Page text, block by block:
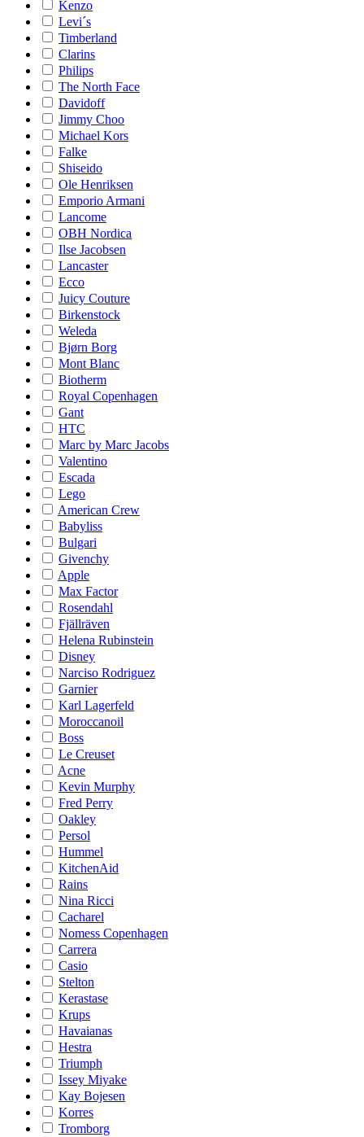
Kenzo
Levi´s
Timberland
Clarins
Philips
The North Face
Davidoff
Jimmy Choo
Michael Kors
Falke
Shiseido
Ole Henriksen
Emporio Armani
Lancome
OBH Nordica
Ilse Jacobsen
Lancaster
Ecco
Juicy Couture
Birkenstock
Weleda
Bjørn Borg
Mont Blanc
Biotherm
Royal Copenhagen
Gant
HTC
Marc by Marc Jacobs
Valentino
Escada
Lego
American Crew
Babyliss
Bulgari
Givenchy
Apple
Max Factor
Rosendahl
Fjällräven
Helena Rubinstein
Disney
Narciso Rodriguez
Garnier
Karl Lagerfeld
Moroccanoil
Boss
Le Creuset
Acne
Kevin Murphy
Fred Perry
Oakley
Persol
Hummel
KitchenAid
Rains
Nina Ricci
Cacharel
Nomess Copenhagen
Carrera
Casio
Stelton
Kerastase
Krups
Havaianas
Hestra
Triumph
Issey Miyake
Kay Bojesen
Korres
Tromborg